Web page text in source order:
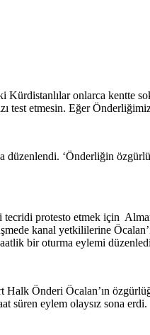
onlarca kentte
test etmesin. Eğer
‘Önderliğin
protesto etmek için
kanal yetkililerine
bir oturma eylemi
Önderi Öcalan’ın
süren eylem olaysız sona erdi.